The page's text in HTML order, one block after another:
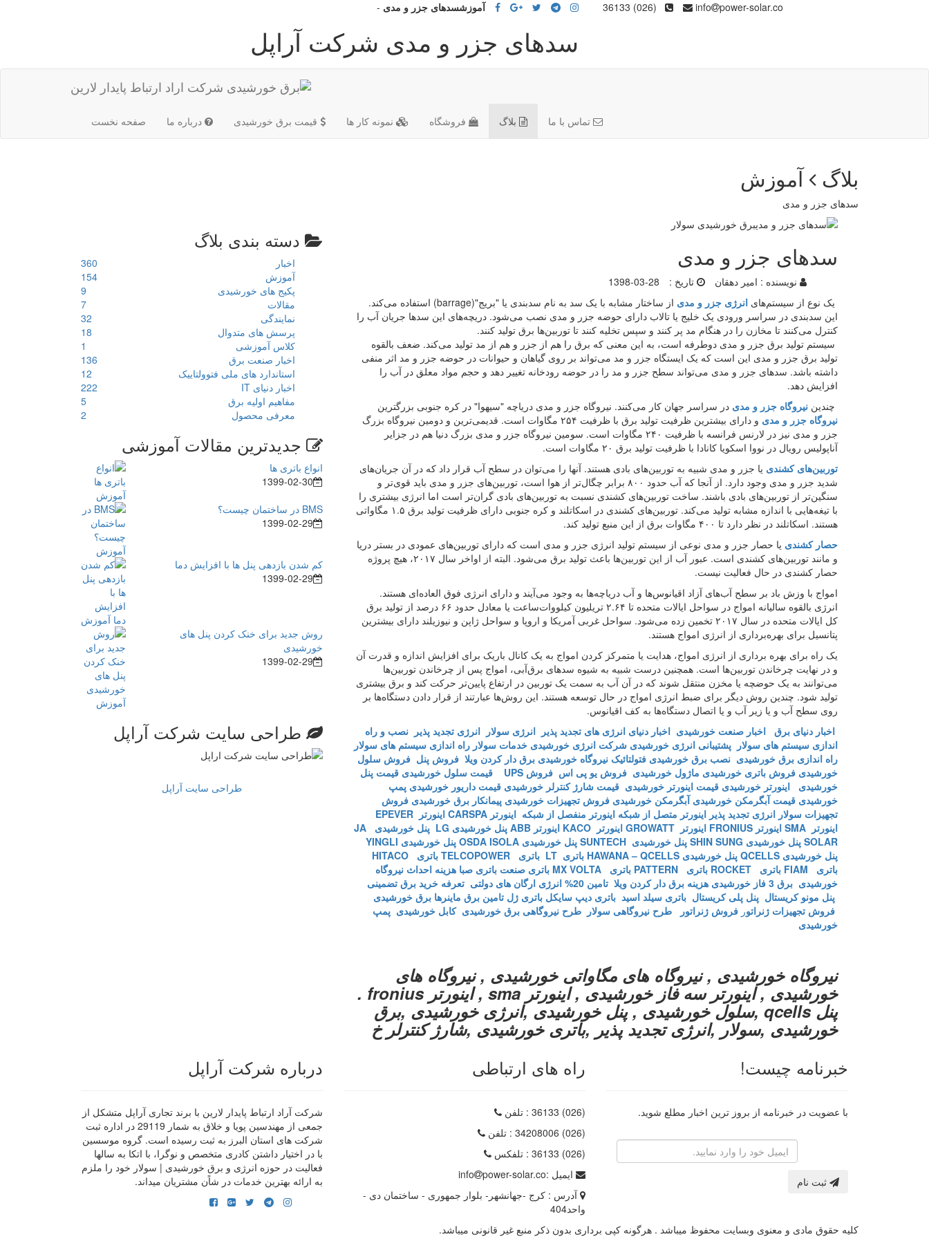
آموزشسدهای جزر و مدی -
سدهای جزر و مدی شرکت آراپل
info power-solar.co
(026) 36133
صفحه نخست درباره ما قیمت برق خورشیدی نمونه کار ها فروشگاه بلاگ تماس با ما
بلاگ آموزش
سدهای جزر و مدی
دسته بندی بلاگ
اخبار
360
آموزش
154
پکیج های خورشیدی
9
مقالات
7
نمایندگی
32
پرسش های متدوال
18
کلاس آموزشی
1
اخبار صنعت برق
136
استاندارد های ملی فتوولتاییک
12
اخبار دنیای IT
222
مفاهیم اولیه برق
5
معرفی محصول
2
جدیدترین مقالات آموزشی
انواع باتری ها
1399-02-30
BMS در ساختمان چیست؟
1399-02-29
کم شدن بازدهی پنل ها با افزایش دما
1399-02-29
روش جدید برای خنک کردن پنل های
خورشیدی
1399-02-29
طراحی سایت شرکت آراپل
طراحی سایت آراپل
سدهای جزر و مدی
نویسنده : امیر دهقان تاریخ :
1398-03-28
یک نوع از سیستم‌های انرژی جزر و مدی
از ساختار مشابه با یک سد به نام سدبندی یا "بریج"(barrage) استفاده می‌کند.
این سدبندی در سراسر ورودی یک خلیج یا تالاب دارای حوضه جزر و مدی نصب می‌شود. دریچه‌های این سدها جریان آب را
کنترل می‌کنند تا مخازن را در هنگام مد پر کنند و سپس تخلیه کنند تا توربین‌ها برق تولید کنند.
سیستم تولید برق جزر و مدی دوطرفه است، به این معنی که برق را هم از جزر و هم از مد تولید می‌کند. ضعف بالقوه
تولید برق جزر و مدی این است که یک ایستگاه جزر و مد می‌تواند بر روی گیاهان و حیوانات در حوضه جزر و مد اثر منفی
داشته باشد. سدهای جزر و مدی می‌تواند سطح جزر و مد را در حوضه رودخانه تغییر دهد و حجم مواد معلق در آب را
افزایش دهد.
چندین نیروگاه جزر و مدی در سراسر جهان کار می‌کنند. نیروگاه جزر و مدی دریاچه "سیهوا" در کره جنوبی بزرگترین
نیروگاه جزر و مدی
و دارای بیشترین ظرفیت تولید برق با ظرفیت ۲۵۴ مگاوات است. قدیمی‌ترین و دومین نیروگاه بزرگ
جزر و مدی نیز در لارنس فرانسه با ظرفیت ۲۴۰ مگاوات است. سومین نیروگاه جزر و مدی بزرگ دنیا هم در جزایر
آناپولیس رویال در نووا اسکویا کانادا با ظرفیت تولید برق ۲۰ مگاوات است.
توربین‌های کشندی یا جزر و مدی شبیه به توربین‌های بادی هستند. آنها را می‌توان در سطح آب قرار داد که در آن جریان‌های
شدید جزر و مدی وجود دارد. از آنجا که آب حدود ۸۰۰ برابر چگال‌تر از هوا است، توربین‌های جزر و مدی باید قوی‌تر و
سنگین‌تر از توربین‌های بادی باشند. ساخت توربین‌های کشندی نسبت به توربین‌های بادی گران‌تر است اما انرژی بیشتری را
با تیغه‌هایی با اندازه مشابه تولید می‌کند. توربین‌های کشندی در اسکاتلند و کره جنوبی دارای ظرفیت تولید برق ۱.۵ مگاواتی
هستند. اسکاتلند در نظر دارد تا ۴۰۰ مگاوات برق از این منبع تولید کند.
حصار کشندی یا حصار جزر و مدی نوعی از سیستم تولید انرژی جزر و مدی است که دارای توربین‌های عمودی در بستر دریا
و مانند توربین‌های کشندی است. عبور آب از این توربین‌ها باعث تولید برق می‌شود. البته از اواخر سال ۲۰۱۷، هیچ پروژه
حصار کشندی در حال فعالیت نیست.
امواج با وزش باد بر سطح آب‌های آزاد اقیانوس‌ها و آب دریاچه‌ها به وجود می‌آیند و دارای انرژی فوق العاده‌ای هستند.
انرژی بالقوه سالیانه امواج در سواحل ایالات متحده تا ۲.۶۴ تریلیون کیلووات‌ساعت یا معادل حدود ۶۶ درصد از تولید برق
کل ایالات متحده در سال ۲۰۱۷ تخمین زده می‌شود. سواحل غربی آمریکا و اروپا و سواحل ژاپن و نیوزیلند دارای بیشترین
پتانسیل برای بهره‌برداری از انرژی امواج هستند.
یک راه برای بهره برداری از انرژی امواج، هدایت یا متمرکز کردن امواج به یک کانال باریک برای افزایش اندازه و قدرت آن
و در نهایت چرخاندن توربین‌ها است. همچنین درست شبیه به شیوه سدهای برق‌آبی، امواج پس از چرخاندن توربین‌ها
می‌توانند به یک حوضچه یا مخزن منتقل شوند که در آن آب به سمت یک توربین در ارتفاع پایین‌تر حرکت کند و برق بیشتری
تولید شود. چندین روش دیگر برای ضبط انرژی امواج در حال توسعه هستند. این روش‌ها عبارتند از قرار دادن دستگاه‌ها بر
روی سطح آب و یا زیر آب و یا اتصال دستگاه‌ها به کف اقیانوس.
اخبار دنیای برق اخبار صنعت خورشیدی اخبار دنیای انرژی های تجدید پذیر انرژی سولار انرژی تجدید پذیر نصب و راه
اندازی سیستم های سولار پشتیبانی انرژی خورشیدی شرکت انرژی خورشیدی خدمات سولار راه اندازی سیستم های سولار
راه اندازی برق خورشیدی نصب برق خورشیدی فتولتائیک نیروگاه خورشیدی برق دار کردن ویلا فروش پنل فروش سلول
خورشیدی فروش باتری خورشیدی ماژول خورشیدی فروش یو پی اس فروش UPS قیمت سلول خورشیدی قیمت پنل
خورشیدی
اینورتر خورشیدی قیمت اینورتر خورشیدی قیمت شارژ کنترلر خورشیدی قیمت داریور خورشیدی پمپ
خورشیدی قیمت آبگرمکن خورشیدی آبگرمکن خورشیدی فروش تجهیزات خورشیدی پیمانکار برق خورشیدی فروش
تجهیزات سولار انرژی تجدید پذیر اینورتر متصل از شبکه اینورتر منفصل از شبکه اینورتر CARSPA
اینورتر EPEVER
اینورتر SMA
اینورتر FRONIUS اینورتر GROWATT اینورتر KACO اینورتر ABB پنل خورشیدی LG
پنل خورشیدی JA
SOLAR پنل خورشیدی SHIN SUNG پنل خورشیدی SUNTECH پنل خورشیدی OSDA ISOLA
پنل خورشیدی YINGLI
پنل خورشیدی QCELLS
پنل خورشیدی HAWANA – QCELLS باتری LT باتری TELCOPOWER
باتری HITACO
باتری FIAM
باتری ROCKET باتری PATTERN باتری MX VOLTA باتری صنعت باتری صبا هزینه احداث نیروگاه
خورشیدی برق 3 فاز خورشیدی هزینه برق دار کردن ویلا تامین 20% انرژی ارگان های دولتی
تعرفه خرید برق تضمینی
پنل مونو کریستال پنل پلی کریستال باتری سیلد اسید باتری دیپ سایکل باتری ژل تامین برق ماینرها برق خورشیدی
فروش تجهیزات ژنراتور فروش ژنراتور طرح نیروگاهی سولار طرح نیروگاهی برق خورشیدی کابل خورشیدی پمپ
خورشیدی
نیروگاه خورشیدی , نیروگاه های مگاواتی خورشیدی , نیروگاه های
خورشیدی , اینورتر سه فاز خورشیدی , اینورتر sma , اینورتر fronius .
پنل qcells ,سلول خورشیدی , پنل خورشیدی ,انرژی خورشیدی ,برق
خورشیدی ,سولار ,انرژی تجدید پذیر ,باتری خورشیدی ,شارژ کنترلر خ
درباره شرکت آراپل
شرکت آراد ارتباط پایدار لارین با برند تجاری آراپل متشکل از
جمعی از مهندسین پویا و خلاق به شمار 29119 در اداره ثبت
شرکت های استان البرز به ثبت رسیده است. گروه موسسین
با در اختیار داشتن کادری متخصص و نوگرا، با اتکا به سالها
فعالیت در حوزه انرژی و برق خورشیدی | سولار خود را ملزم
به ارائه بهترین خدمات در شاًن مشتریان میداند.
راه های ارتباطی
(026) 36133
: تلفن
(026) 34208006
: تلفن
(026) 36133
: تلفکس
ایمیل :
info
power-solar.co
آدرس : کرج -جهانشهر- بلوار جمهوری - ساختمان دی -
واحد404
خبرنامه چیست!
با عضویت در خبرنامه از بروز ترین اخبار مطلع شوید.
ثبت نام
کلیه حقوق مادی و معنوی وبسایت محفوظ میباشد . هرگونه کپی برداری بدون ذکر منبع غیر قانونی میباشد.